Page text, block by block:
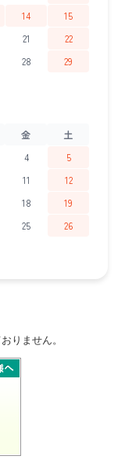
14
15
21
22
28
29
金
土
4
5
11
12
18
19
25
26
りません。